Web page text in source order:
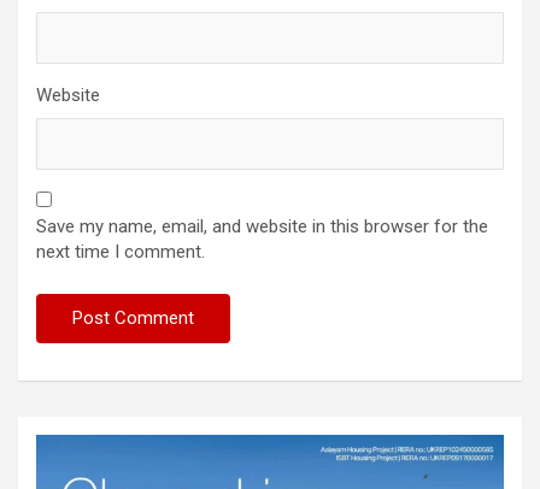
Website
Save my name, email, and website in this browser for the
next time I comment.